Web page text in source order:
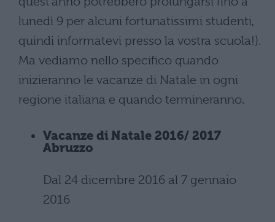
lunedì 9 per alcuni fortunatissimi studenti,
quindi informatevi presso la vostra scuola!).
Ma vediamo nello specifico quando
inizieranno le vacanze di Natale in ogni
regione italiana e quando termineranno.
Vacanze di Natale 2016/ 2017
Abruzzo
Dal 24 dicembre 2016 al 7 gennaio
2016